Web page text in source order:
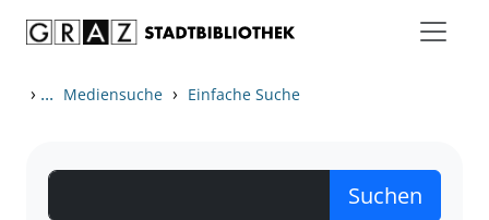
› ... Mediensuche › Einfache Suche